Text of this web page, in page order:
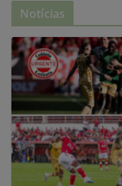
Notícias